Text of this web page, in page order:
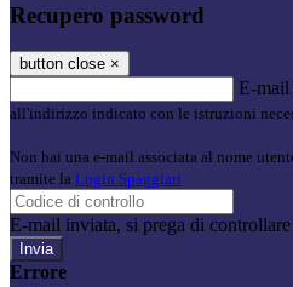
Recupero password
button close ×
E-mail
all'indirizzo indicato con le istruzioni
Non hai una e-mail associata al nome
tramite la Login Spaggiari
E-mail inviata, si prega di
Errore